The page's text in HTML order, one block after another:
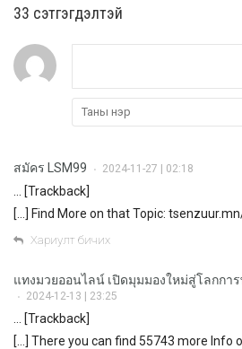
33 cэтгэгдэлтэй
สมัคร LSM99 • 2024-11-27 | 02:18
… [Trackback]
[…] Find More on that Topic:
Хариулт бичих
แทงมวยออนไลน์ เปิดมุมมองใหม่สู่โลกกา
• 2024-12-13 | 23:25
… [Trackback]
[…] There you can find 55743 more Info